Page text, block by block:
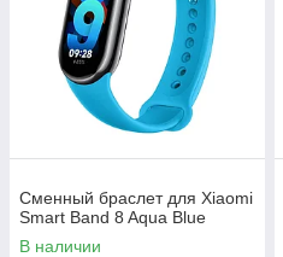
Сменный браслет для Xiaomi
Smart Band 8 Aqua Blue
В наличии